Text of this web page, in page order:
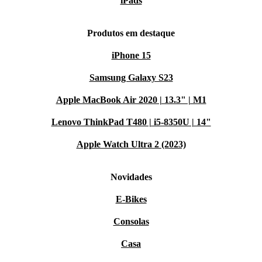
Produtos em destaque
iPhone 15
Samsung Galaxy S23
Apple MacBook Air 2020 | 13.3" | M1
Lenovo ThinkPad T480 | i5-8350U | 14"
Apple Watch Ultra 2 (2023)
Novidades
E-Bikes
Consolas
Casa